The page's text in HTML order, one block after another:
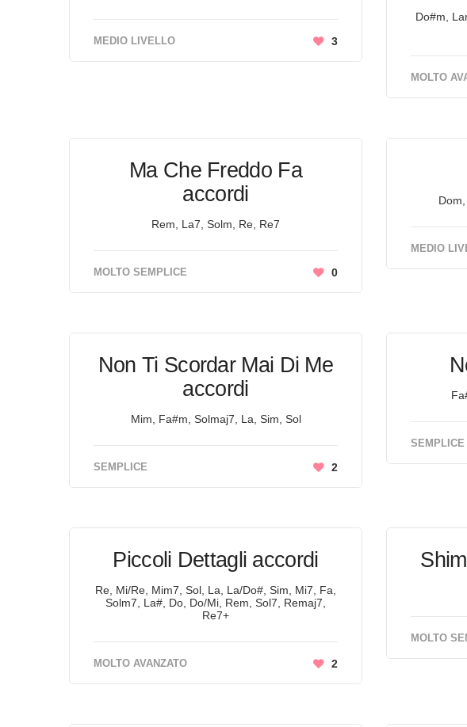
MEDIO LIVELLO 3
Do#m,
MOLTO
Ma Che Freddo Fa
accordi
Rem, La7, Solm, Re, Re7
MOLTO SEMPLICE 0
MEDIO
Non Ti Scordar Mai Di Me
accordi
Mim, Fa#m, Solmaj7, La, Sim, Sol
SEMPLICE 2
SEMPLICE
Piccoli Dettagli accordi
Re, Mi/Re, Mim7, Sol, La, La/Do#, Sim, Mi7, Fa,
Solm7, La#, Do, Do/Mi, Rem, Sol7, Remaj7,
Re7+
MOLTO AVANZATO 2
MOLTO